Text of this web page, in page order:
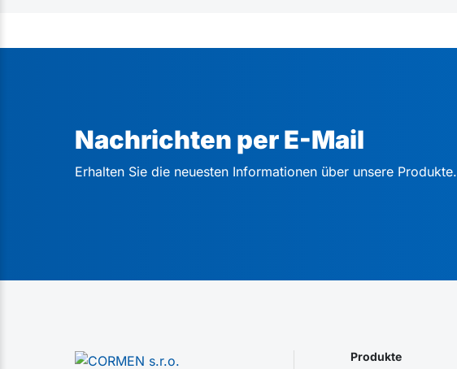
Nachrichten per E-Mail
Erhalten Sie die neuesten Informationen über unsere Produkte.
Produkte